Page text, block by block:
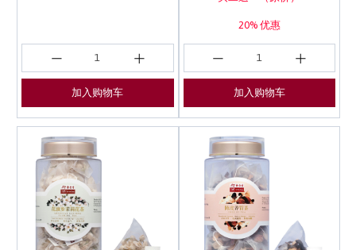
加入购物车
20% 优惠
Free Delivery
加入购物车